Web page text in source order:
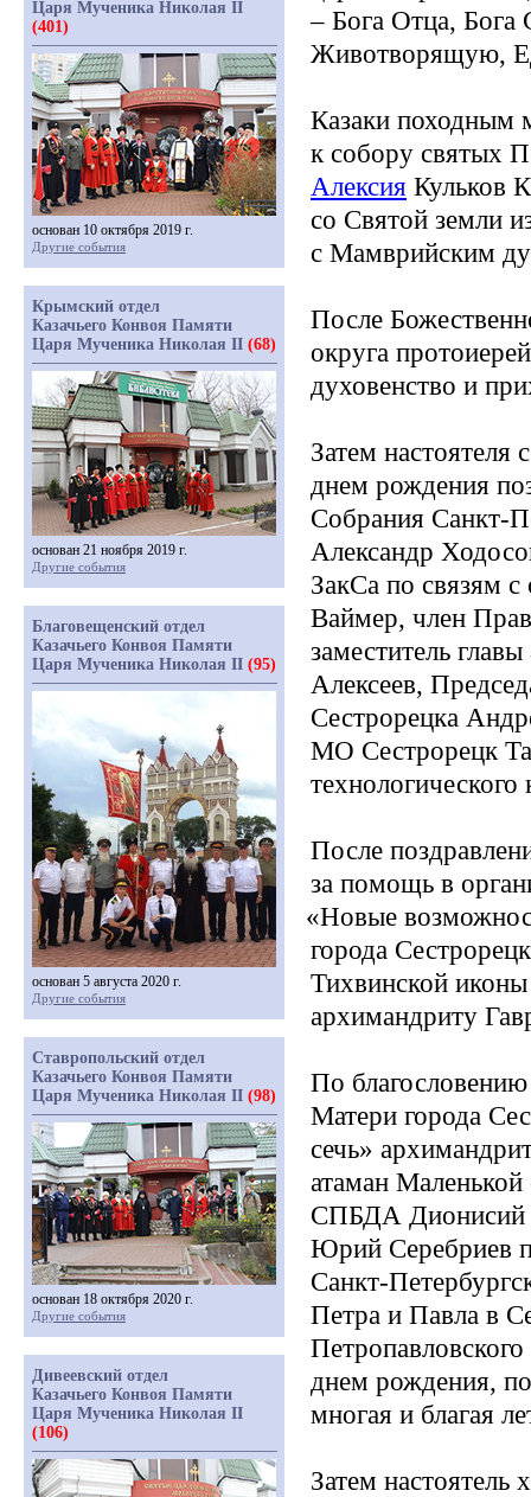
– Бога Отца,
Животворящую,
Казаки
к собору святых
Алексия Кульков
со Святой земли
с Мамврийским
После
округа
духовенство и
Затем
днем рождения
Собрания Санкт-
Александр
ЗакСа по связям с
Ваймер, член
заместитель
Алексеев,
Сестрорецка
МО Сестрорецк
После
за помощь в
«Новые
города
Тихвинской
архимандриту
По
Матери города
сечь»
атаман Маленькой
СПБДА Дионисий
Юрий Серебриев
Санкт-
Петра и Павла в
днем рождения,
многая и благая
Затем
Царя Мученика Николая II
(401)
основан 10 октября 2019 г.
Другие события
Крымский отдел
Казачьего Конвоя Памяти
Царя Мученика Николая II (68)
основан 21 ноября 2019 г.
Другие события
Благовещенский отдел
Казачьего Конвоя Памяти
Царя Мученика Николая II (95)
основан 5 августа 2020 г.
Другие события
Ставропольский отдел
Казачьего Конвоя Памяти
Царя Мученика Николая II (98)
основан 18 октября 2020 г.
Другие события
Дивеевский отдел
Казачьего Конвоя Памяти
Царя Мученика Николая II
(106)